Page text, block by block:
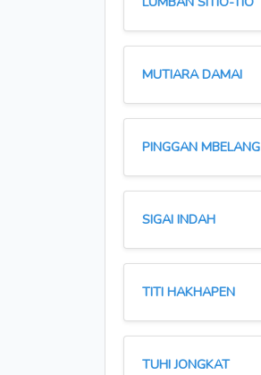
MUTIARA DAMAI
PINGGAN MBELANG
SIGAI INDAH
TITI HAKHAPEN
TUHI JONGKAT